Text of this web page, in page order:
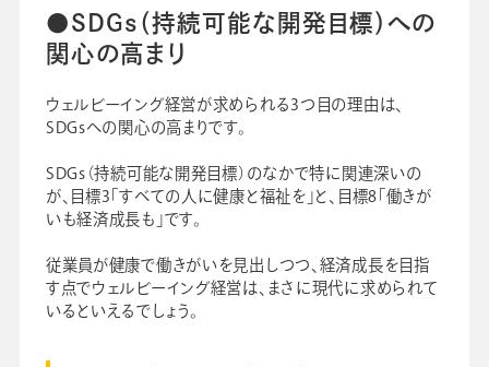
●SDGs（持続可能な開発目標）への
関心の高まり
ウェルビーイング経営が求められる3つ目の理由は、
SDGsへの関心の高まりです。
SDGs（持続可能な開発目標）のなかで特に関連深いの
が、目標3「すべての人に健康と福祉を」と、目標8「働きが
いも経済成長も」です。
従業員が健康で働きがいを見出しつつ、経済成長を目指
す点でウェルビーイング経営は、まさに現代に求められて
いるといえるでしょう。